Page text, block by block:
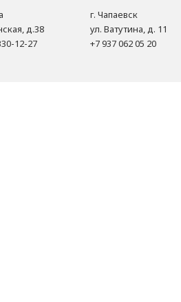
д.38
12-27
г. Чапаевск
ул. Ватутина, д. 11
+7 937 062 05 20